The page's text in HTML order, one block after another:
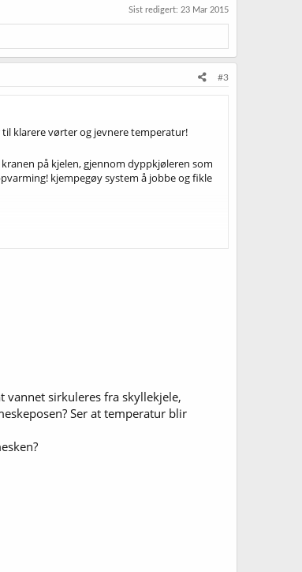
Sist redigert: 23 Mar 2015
#3
klarere vørter og jevnere temperatur!
på kjelen, gjennom dyppkjøleren som
kjempegøy system å jobbe og fikle
vannet sirkuleres fra skyllekjele,
Ser at temperatur blir